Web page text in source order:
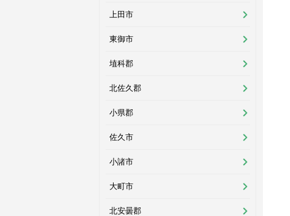
上田市
東御市
埴科郡
北佐久郡
小県郡
佐久市
小諸市
大町市
北安曇郡